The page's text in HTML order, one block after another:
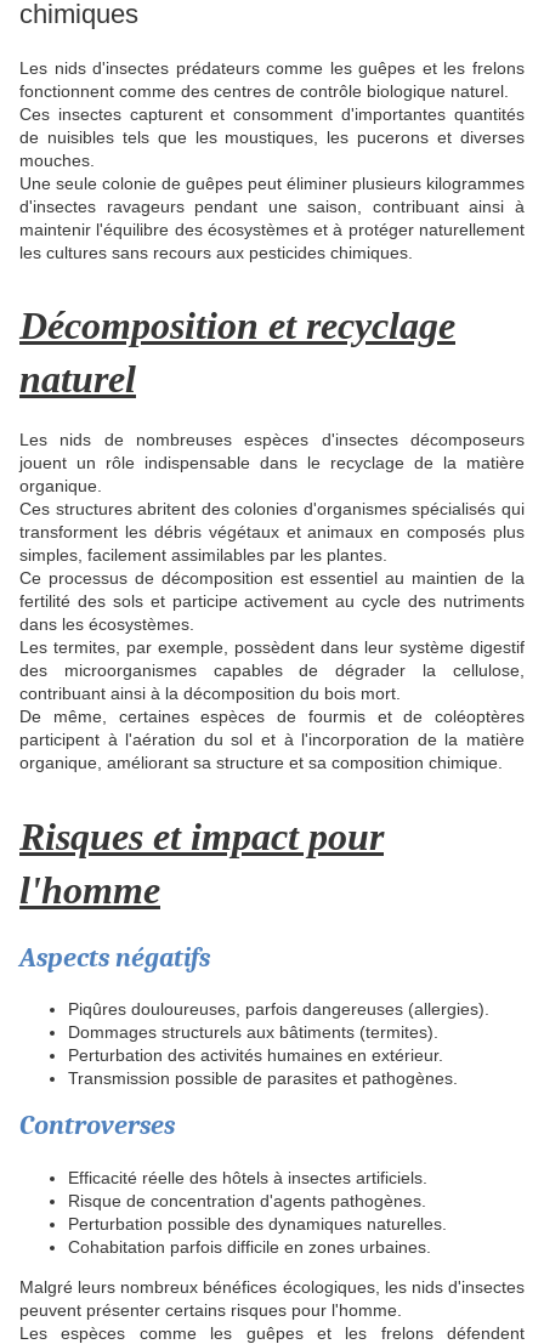
chimiques
Les nids d'insectes prédateurs comme les guêpes et les frelons
fonctionnent comme des centres de contrôle biologique naturel.
Ces insectes capturent et consomment d'importantes quantités
de nuisibles tels que les moustiques, les pucerons et diverses
mouches.
Une seule colonie de guêpes peut éliminer plusieurs kilogrammes
d'insectes ravageurs pendant une saison, contribuant ainsi à
maintenir l'équilibre des écosystèmes et à protéger naturellement
les cultures sans recours aux pesticides chimiques.
Décomposition et recyclage
naturel
Les nids de nombreuses espèces d'insectes décomposeurs
jouent un rôle indispensable dans le recyclage de la matière
organique.
Ces structures abritent des colonies d'organismes spécialisés qui
transforment les débris végétaux et animaux en composés plus
simples, facilement assimilables par les plantes.
Ce processus de décomposition est essentiel au maintien de la
fertilité des sols et participe activement au cycle des nutriments
dans les écosystèmes.
Les termites, par exemple, possèdent dans leur système digestif
des microorganismes capables de dégrader la cellulose,
contribuant ainsi à la décomposition du bois mort.
De même, certaines espèces de fourmis et de coléoptères
participent à l'aération du sol et à l'incorporation de la matière
organique, améliorant sa structure et sa composition chimique.
Risques et impact pour
l'homme
Aspects négatifs
Piqûres douloureuses, parfois dangereuses (allergies).
Dommages structurels aux bâtiments (termites).
Perturbation des activités humaines en extérieur.
Transmission possible de parasites et pathogènes.
Controverses
Efficacité réelle des hôtels à insectes artificiels.
Risque de concentration d'agents pathogènes.
Perturbation possible des dynamiques naturelles.
Cohabitation parfois difficile en zones urbaines.
Malgré leurs nombreux bénéfices écologiques, les nids d'insectes
peuvent présenter certains risques pour l'homme.
Les espèces comme les guêpes et les frelons défendent